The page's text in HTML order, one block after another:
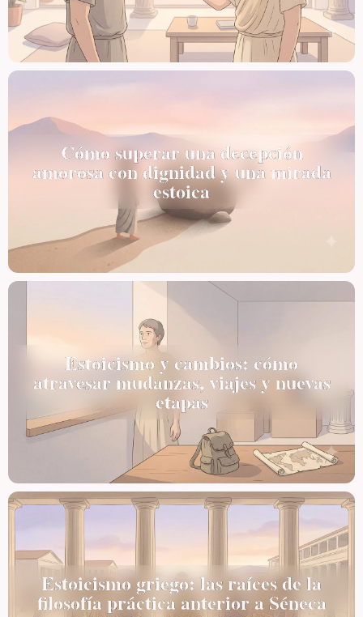
Cómo superar una decepción
amorosa con dignidad y una mirada
estoica
Estoicismo y cambios: cómo
atravesar mudanzas, viajes y nuevas
etapas
Estoicismo griego: las raíces de la
filosofía práctica anterior a Séneca